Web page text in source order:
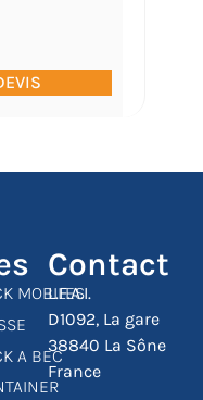
MOBILES
A BEC
Contact
L.F.A.I.
D1092, La gare
38840 La Sône
France